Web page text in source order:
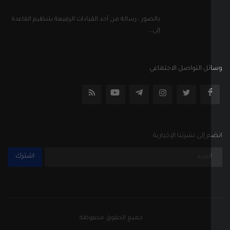
بالصور ..رسالة من أحد القيادات الرفيعة بتنظيم القاعدة
التواصل الاجتماعي
إلى نشرتنا الإخبارية
جميع الحقوق محفوظة